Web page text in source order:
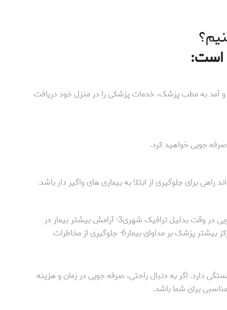
است:
آمد به مطب پزشک، خدمات پزشکی را در منزل خود دریافت
جویی خواهید کرد.
برای جلوگیری از ابتلا به بیماری های واگیر دار باشد.
1- صرفه جویی در هزینه های جابجایی با آمبولانس2- صرفه جویی در وقت بدلیل ترافیک شهری3- آرامش بیشتر بیمار در
منزل4- امکان انتخاب پزشک معالج5- وقت بیشتر و امکان تمرکز بیشتر پزشک بر مداوای بیمار6- جلوگیری از مخاطرات
دارد. اگر به دنبال راحتی، صرفه جویی در زمان و هزینه
برای شما باشد.